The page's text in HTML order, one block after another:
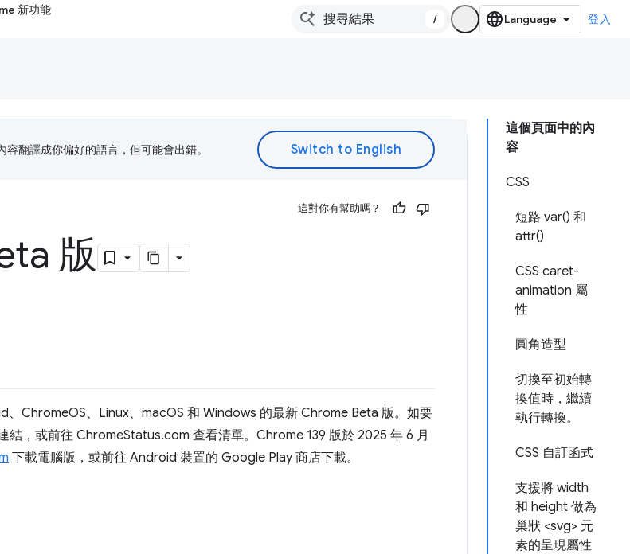
新功能
/ 登入
這個頁面中的內
容
CSS
短路 var() 和
attr()
CSS caret-
animation 屬
性
圓角造型
切換至初始轉
換值時，繼續
執行轉換。
CSS 自訂函式
支援將 width
和 height 做為
巢狀 <svg> 元
素的呈現屬性
翻譯成你偏好的語言，但可能會出錯。
這對你有幫助嗎？
版
、ChromeOS、Linux、macOS 和 Windows 的最新 Chrome Beta 版。如要
結，或前往 ChromeStatus.com 查看清單。Chrome 139 版於 2025 年 6 月
下載電腦版，或前往 Android 裝置的 Google Play 商店下載。